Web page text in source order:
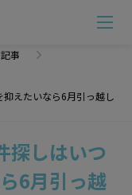
事
えたいなら6月引っ越し
探しはいつ
6月引っ越